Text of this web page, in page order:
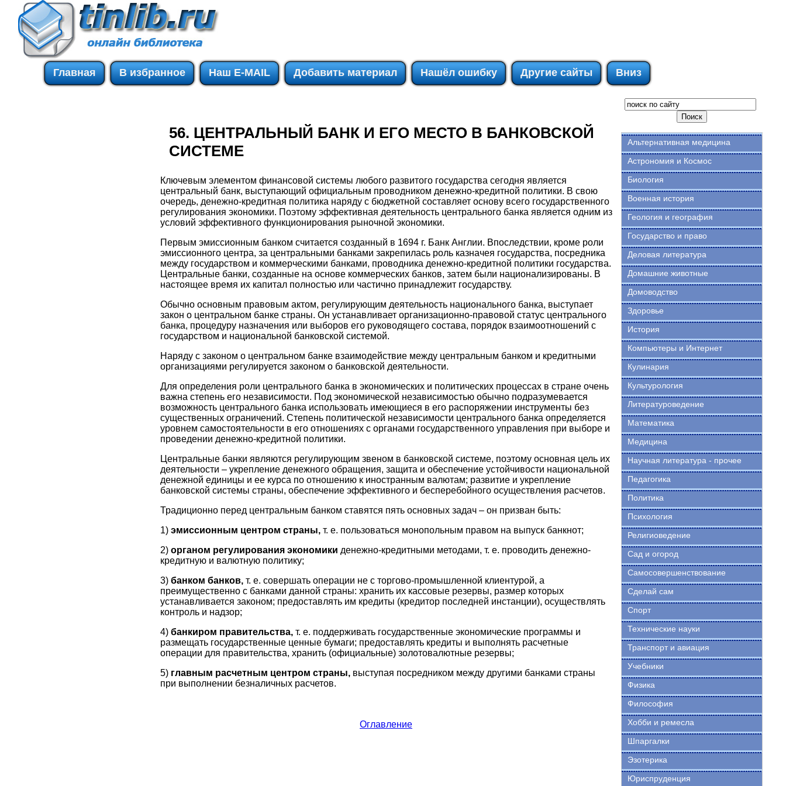
Главная В избранное Наш E-MAIL Добавить материал Нашёл ошибку Другие сайты Вниз
56. ЦЕНТРАЛЬНЫЙ БАНК И ЕГО МЕСТО В БАНКОВСКОЙ
СИСТЕМЕ
Ключевым элементом финансовой системы любого развитого государства сегодня является
центральный банк, выступающий официальным проводником денежно-кредитной политики. В свою
очередь, денежно-кредитная политика наряду с бюджетной составляет основу всего государственного
регулирования экономики. Поэтому эффективная деятельность центрального банка является одним из
условий эффективного функционирования рыночной экономики.
Первым эмиссионным банком считается созданный в 1694 г. Банк Англии. Впоследствии, кроме роли
эмиссионного центра, за центральными банками закрепилась роль казначея государства, посредника
между государством и коммерческими банками, проводника денежно-кредитной политики государства.
Центральные банки, созданные на основе коммерческих банков, затем были национализированы. В
настоящее время их капитал полностью или частично принадлежит государству.
Обычно основным правовым актом, регулирующим деятельность национального банка, выступает
закон о центральном банке страны. Он устанавливает организационно-правовой статус центрального
банка, процедуру назначения или выборов его руководящего состава, порядок взаимоотношений с
государством и национальной банковской системой.
Наряду с законом о центральном банке взаимодействие между центральным банком и кредитными
организациями регулируется законом о банковской деятельности.
Для определения роли центрального банка в экономических и политических процессах в стране очень
важна степень его независимости. Под экономической независимостью обычно подразумевается
возможность центрального банка использовать имеющиеся в его распоряжении инструменты без
существенных ограничений. Степень политической независимости центрального банка определяется
уровнем самостоятельности в его отношениях с органами государственного управления при выборе и
проведении денежно-кредитной политики.
Центральные банки являются регулирующим звеном в банковской системе, поэтому основная цель их
деятельности – укрепление денежного обращения, защита и обеспечение устойчивости национальной
денежной единицы и ее курса по отношению к иностранным валютам; развитие и укрепление
банковской системы страны, обеспечение эффективного и бесперебойного осуществления расчетов.
Традиционно перед центральным банком ставятся пять основных задач – он призван быть:
1) эмиссионным центром страны, т. е. пользоваться монопольным правом на выпуск банкнот;
2) органом регулирования экономики денежно-кредитными методами, т. е. проводить денежно-
кредитную и валютную политику;
3) банком банков, т. е. совершать операции не с торгово-промышленной клиентурой, а
преимущественно с банками данной страны: хранить их кассовые резервы, размер которых
устанавливается законом; предоставлять им кредиты (кредитор последней инстанции), осуществлять
контроль и надзор;
4) банкиром правительства, т. е. поддерживать государственные экономические программы и
размещать государственные ценные бумаги; предоставлять кредиты и выполнять расчетные
операции для правительства, хранить (официальные) золотовалютные резервы;
5) главным расчетным центром страны, выступая посредником между другими банками страны
при выполнении безналичных расчетов.
Оглавление
Альтернативная медицина
Астрономия и Космос
Биология
Военная история
Геология и география
Государство и право
Деловая литература
Домашние животные
Домоводство
Здоровье
История
Компьютеры и Интернет
Кулинария
Культурология
Литературоведение
Математика
Медицина
Научная литература - прочее
Педагогика
Политика
Психология
Религиоведение
Сад и огород
Самосовершенствование
Сделай сам
Спорт
Технические науки
Транспорт и авиация
Учебники
Физика
Философия
Хобби и ремесла
Шпаргалки
Эзотерика
Юриспруденция